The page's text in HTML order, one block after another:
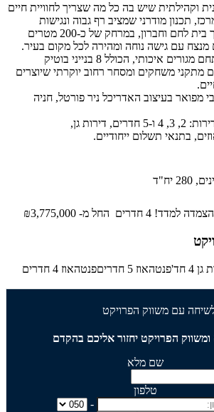
וקהילתית שיש בה כל מה שצריך לחוויית חיים
תכנון מודרני שמציב רף גבוה ונגישות
מצוינת-בין הרחובות דרך בית לחם וחברון, במרחק של כ-200 מטרים
עם גישה נוחה ומהירה לכל מקום בעיר.
תלפיות החדשה הוא מתחם מגורים איכותי, הכולל 8 בנייני בוטיק
מתקני משחקים ומסחר רחוב יוקרתי שיוצרים
מפואר בעיצוב האדריכל ניר פורטל, חניה
בפרויקט מגוון רחב של דירות: 2, 3, 4 ו-5 חדרים, דירות גן,
בתנאי תשלום ייחודיים.
4 חדרים החל מ-
₪3,775,000
4 חד' פנטהאוז 5 חדרים
פנטהאוז 4 חדרים
עם משווק הפרויקט
הפרויקט יחזור אליכם בהקדם
שם מלא
טלפון
-